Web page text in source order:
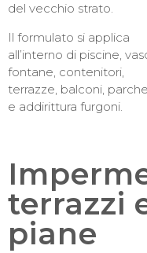
del vecchio strato.
Il formulato si applica
all’interno di piscine,
fontane, contenitori,
terrazze, balconi,
e addirittura furgoni.
terrazzi
piane